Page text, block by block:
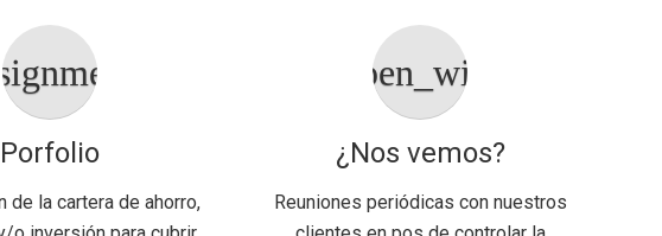
Porfolio
de la cartera de ahorro,
open_with
¿Nos vemos?
Reuniones periódicas con nuestros